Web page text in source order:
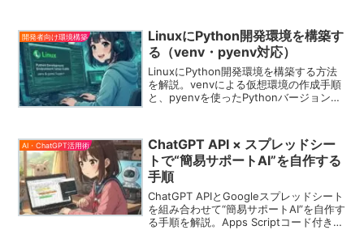
開発者向け環境構築
LinuxにPython開発環境を構築す
る（venv・pyenv対応）
LinuxにPython開発環境を構築する方法
を解説。venvによる仮想環境の作成手順
と、pyenvを使ったPythonバージョン管
AI・ChatGPT活用術
ChatGPT API × スプレッドシー
トで“簡易サポートAI”を自作する
手順
ChatGPT APIとGoogleスプレッドシート
を組み合わせて“簡易サポートAI”を自作す
る手順を解説。Apps Scriptコード付きで